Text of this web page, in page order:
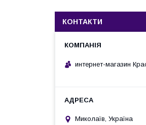
КОНТАКТИ
интернет-магазин
Миколаїв, Україна